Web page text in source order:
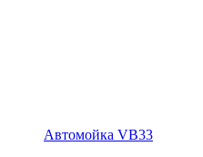
Автомойка VB33